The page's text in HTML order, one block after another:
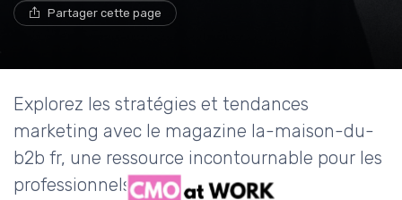
Partager cette page
Explorez les stratégies et tendances
marketing avec le magazine la-maison-du-
b2b fr, une ressource incontournable pour les
professionnels du B2B.